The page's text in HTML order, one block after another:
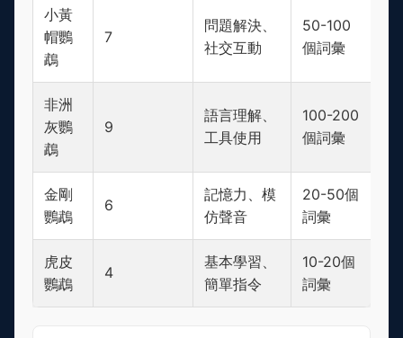
小黃
帽鸚
鵡
7
問題解決、
社交互動
50-100
個詞彙
非洲
灰鸚
鵡
9
語言理解、
工具使用
100-200
個詞彙
金剛
鸚鵡
6
記憶力、模
仿聲音
20-50個
詞彙
虎皮
鸚鵡
4
基本學習、
簡單指令
10-20個
詞彙